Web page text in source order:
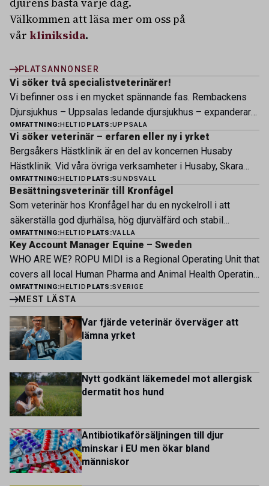
Välkommen att läsa mer om oss på
vår kliniksida.
PLATSANNONSER
Vi söker två specialistveterinärer!
Vi befinner oss i en mycket spännande fas. Rembackens
Djursjukhus – Uppsalas ledande djursjukhus – expanderar
nu sin specialistverksamhet och söker legitimerade
veterinärer med specialistkompetens som vill vara med
och forma vårt nästa kapitel. Hos oss möter du ett
engagerat team, moderna faciliteter och verkliga
möjligheter att bedriva avancerad djursjukvård. Vad vi
erbjuder Särskilt meriterande: […]
OMFATTNING: HELTID PLATS:UPPSALA
Vi söker veterinär – erfaren eller ny i yrket
Bergsåkers Hästklinik är en del av koncernen Husaby
Hästklinik. Vid våra övriga verksamheter i Husaby, Skara
och Bjertorp jobbar idag ett 60-tal medarbetare. Om kliniken
Bergsåkers Hästklinik bedriver veterinärverksamhet i en
modern klinik vid Bergsåkers travbana, Sundsvall. Vi
erbjuder ett mångfasetterat utbud av undersökningar och
behandlingar i välutrustade lokaler. Vi har cirka 7 500
patienter […]
OMFATTNING: HELTID PLATS:SUNDSVALL
Besättningsveterinär till Kronfågel
Som veterinär hos Kronfågel har du en nyckelroll i att
säkerställa god djurhälsa, hög djurvälfärd och stabil
produktion genom hela värdekedjan. Du arbetar nära våra
kontrakterade uppfödare och tillsammans med kollegor
inom produktion, kläckeri, slakt och kvalitet. Rollen präglas
av proaktivt arbete, kunskapsdelning och kontinuerlig
utveckling, där du bidrar till att stärka svensk
OMFATTNING: HELTID PLATS:VALLA
Key Account Manager Equine – Sweden
WHO ARE WE? ROPU MIDI is a Regional Operating Unit that
covers all local Human Pharma and Animal Health Operating
Units across Belgium, Denmark, Norway, Finland, Greece,
Portugal, Sweden, and The Netherlands. MIDI has a
multicultural and diverse work environment. More than
1.800 employees are striving to work together to improve
lives for patients and […]
OMFATTNING: HELTID PLATS:SVERIGE
MEST LÄSTA
Var fjärde veterinär överväger att
lämna yrket
Nytt godkänt läkemedel mot allergisk
dermatit hos hund
Antibiotikaförsäljningen till djur
minskar i EU men ökar bland
människor